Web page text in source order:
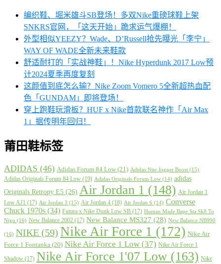
编织鞋、堀米雄斗SB登场！多双Nike重磅球鞋上架
SNKRS官网，「这天开始」跪求运气爆棚！
外型相似YEEZY？Wade、D’Russell抢先曝光「李宁」
WAY OF WADE全新未来鞋款
舒适耐打的「实战神鞋」！Nike Hyperdunk 2017 Low预
计2024夏季再度复刻
这颜值到底怎么输？Nike Zoom Vomero 5全新超热血配
色「GUNDAM」即将登场！
穿上跑鞋玩滑板？HUF x Nike首款联名神作「Air Max
1」据传明年回归！
莆田鞋标签
ADIDAS (46) Adidas Forum 84 Low (21) Adidas Nite Jogger Boost (15)
Adidas Originals Forum 84 Low (19) Adidas Originals Forum Low (14) adidas
Originals Retropy E5 (26) Air Jordan 1 (148) Air Jordan 1
Low AJ1 (17) Air Jordan 3 (15) Air Jordan 4 (18) Air Jordan 6 (14) Converse
Chuck 1970s (34) Futura x Nike Dunk Low SB (17) Human Made Bape Sta Sk8 To
Nigo (16) New Balance 2002 (17) New Balance MS327 (28) New Balance NB990
(16) NIKE (59) Nike Air Force 1 (172) Nike Air
Force 1 Fontanka (20) Nike Air Force 1 Low (37) Nike Air Force 1
Shadow (17) Nike Air Force 1'07 Low (163) Nike